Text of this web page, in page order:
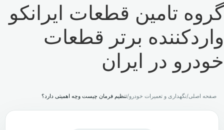
گروه تامین قطعات ایرانکو
واردکننده برتر قطعات
خودرو در ایران
صفحه اصلی/نگهداری و تعمیرات خودرو/تنظیم فرمان چیست وچه اهمیتی دارد؟